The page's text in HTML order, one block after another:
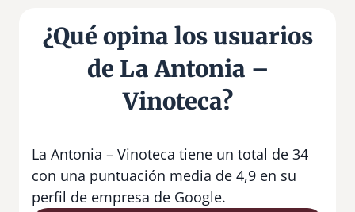
¿Qué opina los usuarios
de La Antonia –
Vinoteca?
La Antonia – Vinoteca tiene un total de 34
con una puntuación media de 4,9 en su
perfil de empresa de Google.